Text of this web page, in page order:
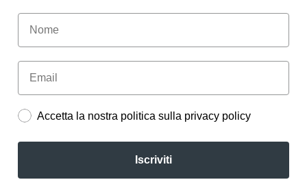
Accetta la nostra politica sulla privacy policy
Iscriviti